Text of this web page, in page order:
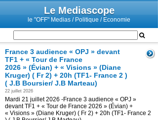
Le Mediascope
le "OFF" Medias / Politique / Economie
France 3 audience « OPJ » devant
TF1 + « Tour de France
2026 » (Évian) + « Visions » (Diane
Kruger) ( Fr 2) + 20h (TF1- France 2 )
( J.B Boursier/ J.B Marteau)
22 juillet 2026
Mardi 21 juillet 2026 -France 3 audience « OPJ »
devant TF1 + « Tour de France 2026 » (Évian) +
« Visions » (Diane Kruger) ( Fr 2) + 20h (TF1- France 2